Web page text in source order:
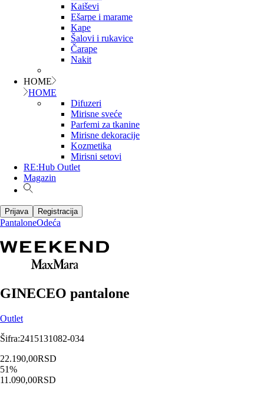
Kaiševi
Ešarpe i marame
Kape
Šalovi i rukavice
Čarape
Nakit
HOME
HOME
Difuzeri
Mirisne sveće
Parfemi za tkanine
Mirisne dekoracije
Kozmetika
Mirisni setovi
RE:Hub Outlet
Magazin
Prijava Registracija
PantaloneOdeća
GINECEO pantalone
Outlet
Šifra:2415131082-034
22.190,00RSD
51%
11.090,00RSD